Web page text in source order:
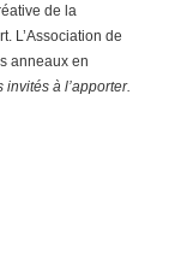
de la
L’Association de
anneaux en
à l’apporter.